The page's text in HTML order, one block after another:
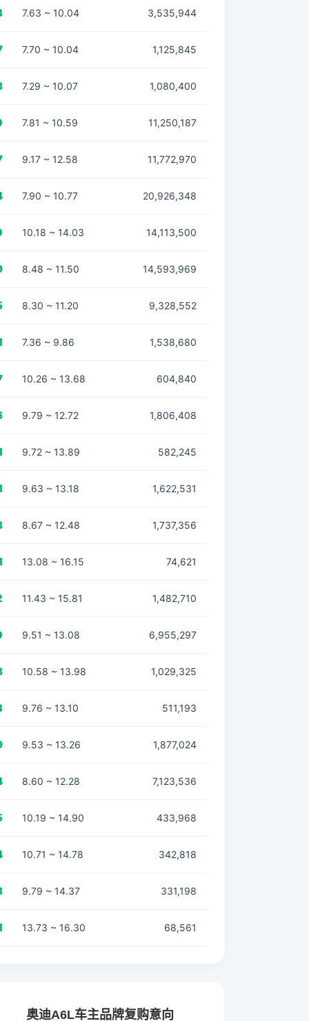
7.63 ~ 10.04 3,535,944
7.70 ~ 10.04 1,125,845
7.29 ~ 10.07 1,080,400
7.81 ~ 10.59 11,250,187
9.17 ~ 12.58 11,772,970
7.90 ~ 10.77 20,926,348
10.18 ~ 14.03 14,113,500
8.48 ~ 11.50 14,593,969
8.30 ~ 11.20 9,328,552
7.36 ~ 9.86 1,538,680
10.26 ~ 13.68 604,840
9.79 ~ 12.72 1,806,408
9.72 ~ 13.89 582,245
9.63 ~ 13.18 1,622,531
8.67 ~ 12.48 1,737,356
13.08 ~ 16.15 74,621
11.43 ~ 15.81 1,482,710
9.51 ~ 13.08 6,955,297
10.58 ~ 13.98 1,029,325
9.76 ~ 13.10 511,193
9.53 ~ 13.26 1,877,024
8.60 ~ 12.28 7,123,536
10.19 ~ 14.90 433,968
10.71 ~ 14.78 342,818
9.79 ~ 14.37 331,198
13.73 ~ 16.30 68,561